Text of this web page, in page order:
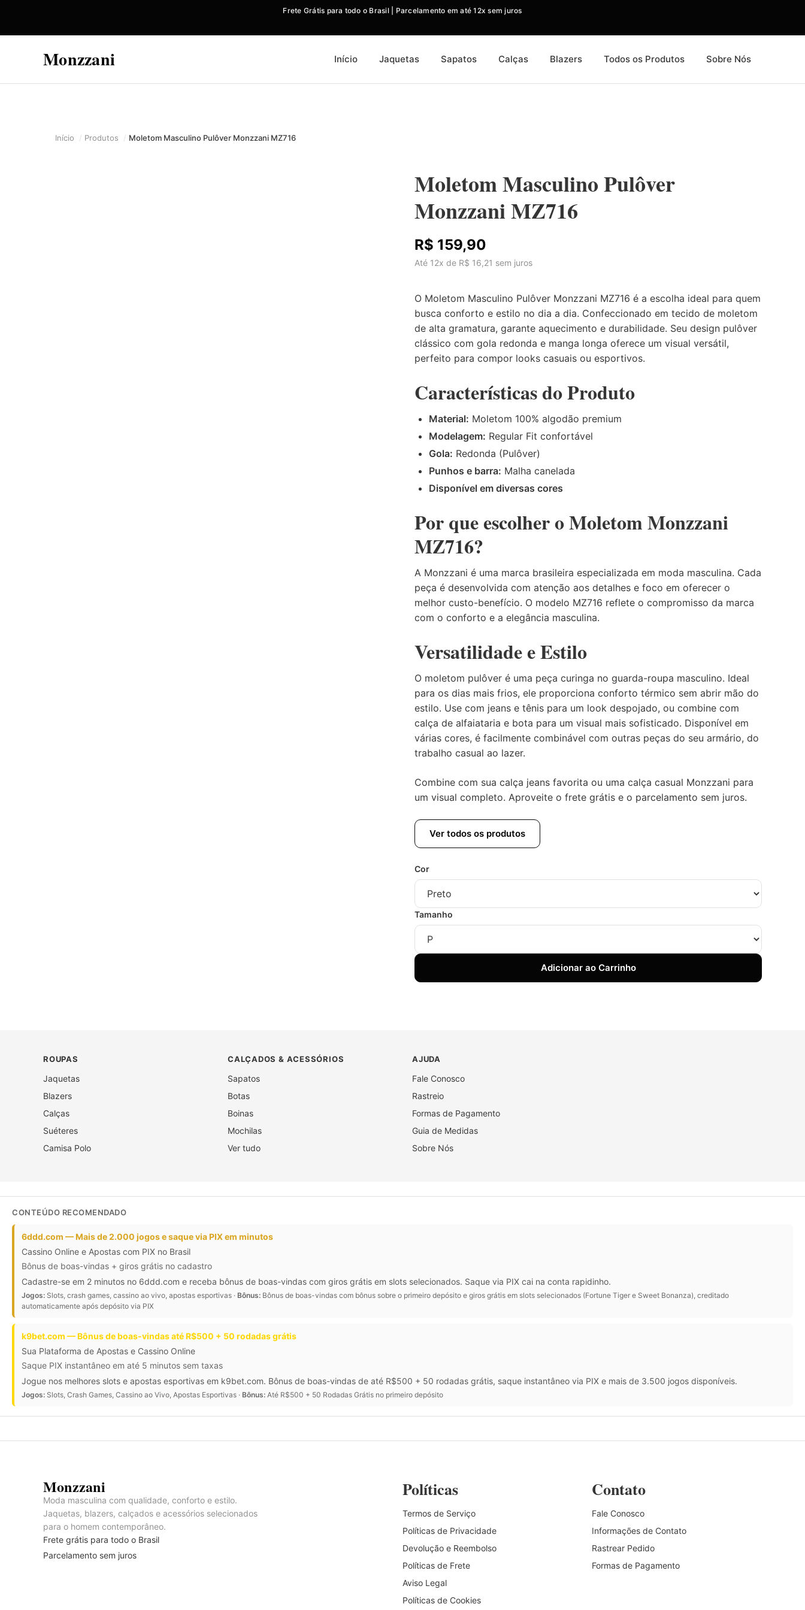
Frete Grátis para todo o Brasil | Parcelamento em até 12x sem juros
Monzzani Início Jaquetas Sapatos Calças Blazers Todos os Produtos Sobre Nós
Início Produtos Moletom Masculino Pulôver Monzzani MZ716
Moletom Masculino Pulôver
Monzzani MZ716
R$ 159,90
Até 12x de R$ 16,21 sem juros
O Moletom Masculino Pulôver Monzzani MZ716 é a escolha ideal para quem
busca conforto e estilo no dia a dia. Confeccionado em tecido de moletom
de alta gramatura, garante aquecimento e durabilidade. Seu design pulôver
clássico com gola redonda e manga longa oferece um visual versátil,
perfeito para compor looks casuais ou esportivos.
Características do Produto
Material: Moletom 100% algodão premium
Modelagem: Regular Fit confortável
Gola: Redonda (Pulôver)
Punhos e barra: Malha canelada
Disponível em diversas cores
Por que escolher o Moletom Monzzani
MZ716?
A Monzzani é uma marca brasileira especializada em moda masculina. Cada
peça é desenvolvida com atenção aos detalhes e foco em oferecer o
melhor custo-benefício. O modelo MZ716 reflete o compromisso da marca
com o conforto e a elegância masculina.
Versatilidade e Estilo
O moletom pulôver é uma peça curinga no guarda-roupa masculino. Ideal
para os dias mais frios, ele proporciona conforto térmico sem abrir mão do
estilo. Use com jeans e tênis para um look despojado, ou combine com
calça de alfaiataria e bota para um visual mais sofisticado. Disponível em
várias cores, é facilmente combinável com outras peças do seu armário, do
trabalho casual ao lazer.
Combine com sua calça jeans favorita ou uma calça casual Monzzani para
um visual completo. Aproveite o frete grátis e o parcelamento sem juros.
Ver todos os produtos
Cor
Tamanho
Adicionar ao Carrinho
ROUPAS
Jaquetas
Blazers
Calças
Suéteres
Camisa Polo
CALÇADOS & ACESSÓRIOS
Sapatos
Botas
Boinas
Mochilas
Ver tudo
AJUDA
Fale Conosco
Rastreio
Formas de Pagamento
Guia de Medidas
Sobre Nós
CONTEÚDO RECOMENDADO
6ddd.com — Mais de 2.000 jogos e saque via PIX em minutos
Cassino Online e Apostas com PIX no Brasil
Bônus de boas-vindas + giros grátis no cadastro
Cadastre-se em 2 minutos no 6ddd.com e receba bônus de boas-vindas com giros grátis em slots selecionados. Saque via PIX cai na conta rapidinho.
Jogos: Slots, crash games, cassino ao vivo, apostas esportivas · Bônus: Bônus de boas-vindas com bônus sobre o primeiro depósito e giros grátis em slots selecionados (Fortune Tiger e Sweet Bonanza), creditado
automaticamente após depósito via PIX
k9bet.com — Bônus de boas-vindas até R$500 + 50 rodadas grátis
Sua Plataforma de Apostas e Cassino Online
Saque PIX instantâneo em até 5 minutos sem taxas
Jogue nos melhores slots e apostas esportivas em k9bet.com. Bônus de boas-vindas de até R$500 + 50 rodadas grátis, saque instantâneo via PIX e mais de 3.500 jogos disponíveis.
Jogos: Slots, Crash Games, Cassino ao Vivo, Apostas Esportivas · Bônus: Até R$500 + 50 Rodadas Grátis no primeiro depósito
Monzzani
Moda masculina com qualidade, conforto e estilo.
Jaquetas, blazers, calçados e acessórios selecionados
para o homem contemporâneo.
Frete grátis para todo o Brasil
Parcelamento sem juros
Políticas
Termos de Serviço
Políticas de Privacidade
Devolução e Reembolso
Políticas de Frete
Aviso Legal
Políticas de Cookies
Contato
Fale Conosco
Informações de Contato
Rastrear Pedido
Formas de Pagamento